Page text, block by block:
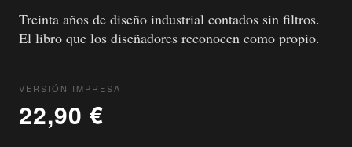
Treinta años de diseño industrial contados sin filtros.
El libro que los diseñadores reconocen como propio.
VERSIÓN IMPRESA
22,90 €